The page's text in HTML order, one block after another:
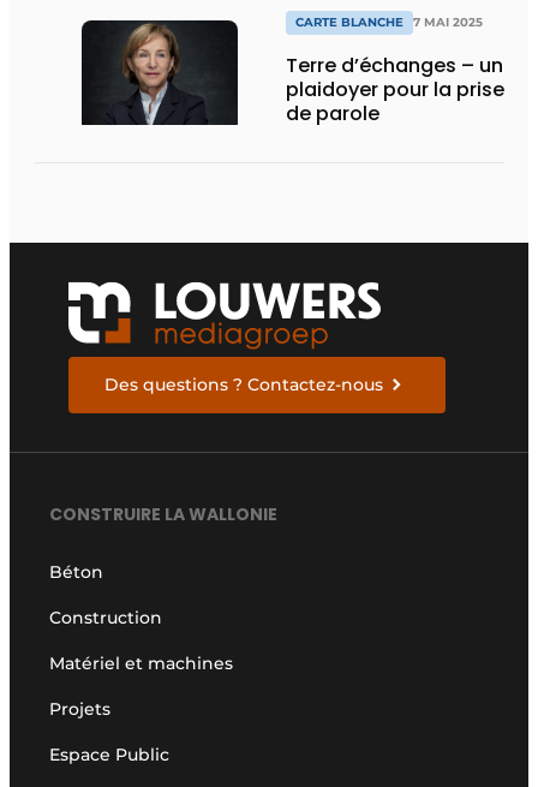
CARTE BLANCHE 7 MAI 2025
Terre d’échanges – un
plaidoyer pour la prise
de parole
Des questions ? Contactez-nous
CONSTRUIRE LA WALLONIE
Béton
Construction
Matériel et machines
Projets
Espace Public